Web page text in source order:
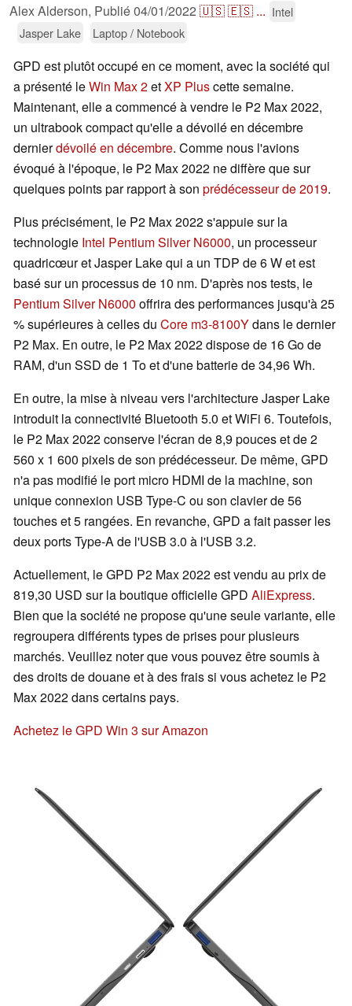
Alex Alderson, Publié04/01/2022 🇺🇸🇪🇸 ... Intel
Jasper Lake
Laptop / Notebook
GPD est plutôt occupé en ce moment, avec la société qui
a présenté leWin Max 2etXP Pluscette semaine.
Maintenant, elle a commencé à vendre le P2 Max 2022,
un ultrabook compact qu'elle a dévoilé en décembre
dernierdévoilé en décembre. Comme nous l'avions
évoqué à l'époque, le P2 Max 2022 ne diffère que sur
quelques points par rapport à son prédécesseur de 2019.
Plus précisément, le P2 Max 2022 s'appuie sur la
technologie Intel Pentium Silver N6000, un processeur
quadricœur et Jasper Lake qui a un TDP de 6 W et est
basé sur un processus de 10 nm. D'après nos tests, le
Pentium Silver N6000 offrira des performances jusqu'à 25
% supérieures à celles du Core m3-8100Ydans le dernier
P2 Max. En outre, le P2 Max 2022 dispose de 16 Go de
RAM, d'un SSD de 1 To et d'une batterie de 34,96 Wh.
En outre, la mise à niveau vers l'architecture Jasper Lake
introduit la connectivité Bluetooth 5.0 et WiFi 6. Toutefois,
le P2 Max 2022 conserve l'écran de 8,9 pouces et de 2
560 x 1 600 pixels de son prédécesseur. De même, GPD
n'a pas modifié le port micro HDMI de la machine, son
unique connexion USB Type-C ou son clavier de 56
touches et 5 rangées. En revanche, GPD a fait passer les
deux ports Type-A de l'USB 3.0 à l'USB 3.2.
Actuellement, le GPD P2 Max 2022 est vendu au prix de
819,30 USD sur la boutique officielle GPD AliExpress.
Bien que la société ne propose qu'une seule variante, elle
regroupera différents types de prises pour plusieurs
marchés. Veuillez noter que vous pouvez être soumis à
des droits de douane et à des frais si vous achetez le P2
Max 2022 dans certains pays.
Achetez le GPD Win 3 sur Amazon